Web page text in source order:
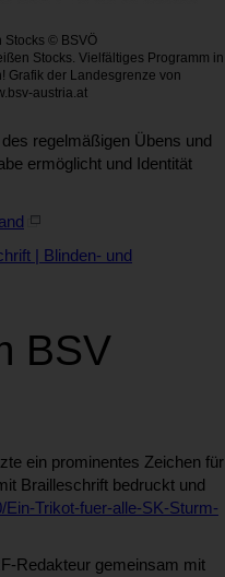
Stocks © BSVÖ
Stocks. Vielfältiges Programm in
Grafik der Landesgrenze von
austria.at
regelmäßigen Übens und
ermöglicht und Identität
| Blinden- und
BSV
ein prominentes Zeichen für
Brailleschrift bedruckt und
Trikot-fuer-alle-SK-Sturm-
Redakteur gemeinsam mit